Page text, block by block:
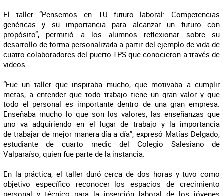
El taller “Pensemos en TU futuro laboral: Competencias
genéricas y su importancia para alcanzar un futuro con
propósito”, permitió a los alumnos reflexionar sobre su
desarrollo de forma personalizada a partir del ejemplo de vida de
cuatro colaboradores del puerto TPS que conocieron a través de
videos.
“Fue un taller que inspiraba mucho, que motivaba a cumplir
metas, a entender que todo trabajo tiene un gran valor y que
todo el personal es importante dentro de una gran empresa.
Enseñaba mucho lo que son los valores, las enseñanzas que
uno va adquiriendo en el lugar de trabajo y la importancia
de trabajar de mejor manera día a día”, expresó Matías Delgado,
estudiante de cuarto medio del Colegio Salesiano de
Valparaíso, quien fue parte de la instancia.
En la práctica, el taller duró cerca de dos horas y tuvo como
objetivo específico reconocer los espacios de crecimiento
personal y técnico para la inserción laboral de los jóvenes